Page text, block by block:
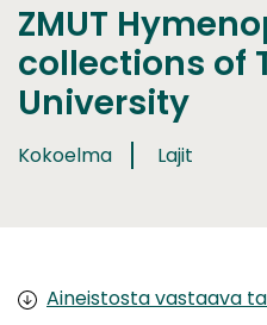
ZMUT
collections of
University
Kokoelma Lajit
Aineistosta vastaava